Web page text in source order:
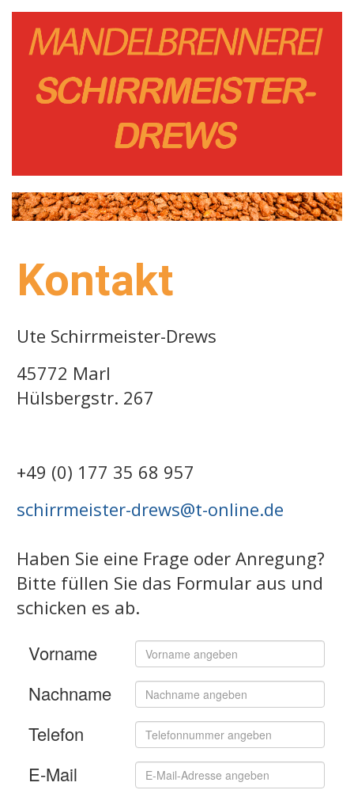
Kontakt
Ute Schirrmeister-Drews
45772 Marl
Hülsbergstr. 267
+49 (0) 177 35 68 957
schirrmeister-drews@t-online.de
Haben Sie eine Frage oder Anregung?
Bitte füllen Sie das Formular aus und
schicken es ab.